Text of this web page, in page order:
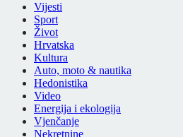
Vijesti
Sport
Život
Hrvatska
Kultura
Auto, moto & nautika
Hedonistika
Video
Energija i ekologija
Vjenčanje
Nekretnine